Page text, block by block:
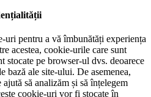
uri pentru a vă îmbunătăți experiența
acestea, cookie-urile care sunt
stocate pe browser-ul dvs. deoarece
bază ale site-ului. De asemenea,
să analizăm și să înțelegem
cookie-uri vor fi stocate în